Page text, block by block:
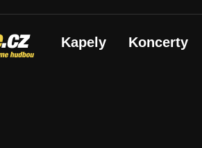
Kapely Koncerty